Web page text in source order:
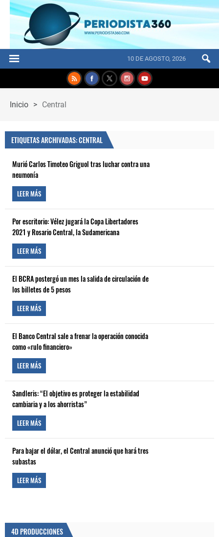
10 DE AGOSTO, 2026
Inicio > Central
ETIQUETAS ARCHIVADAS: CENTRAL
Murió Carlos Timoteo Griguol tras luchar contra una
neumonía
LEER MÁS
Por escritorio: Vélez jugará la Copa Libertadores
2021 y Rosario Central, la Sudamericana
LEER MÁS
El BCRA postergó un mes la salida de circulación de
los billetes de 5 pesos
LEER MÁS
El Banco Central sale a frenar la operación conocida
como «rulo financiero»
LEER MÁS
Sandleris: “El objetivo es proteger la estabilidad
cambiaria y a los ahorristas”
LEER MÁS
Para bajar el dólar, el Central anunció que hará tres
subastas
LEER MÁS
4D PRODUCCIONES